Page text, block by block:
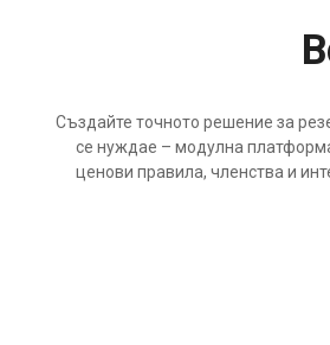
Създайте точното решение за
се нуждае – модулна
ценови правила, членства и